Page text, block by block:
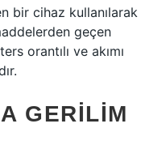
bir cihaz kullanılarak
geçen
orantılı ve akımı
GERILIM